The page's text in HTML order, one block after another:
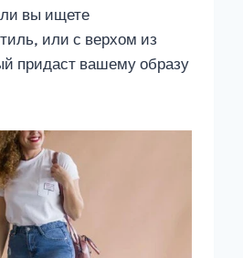
вы ищете
или с верхом из
придаст вашему образу